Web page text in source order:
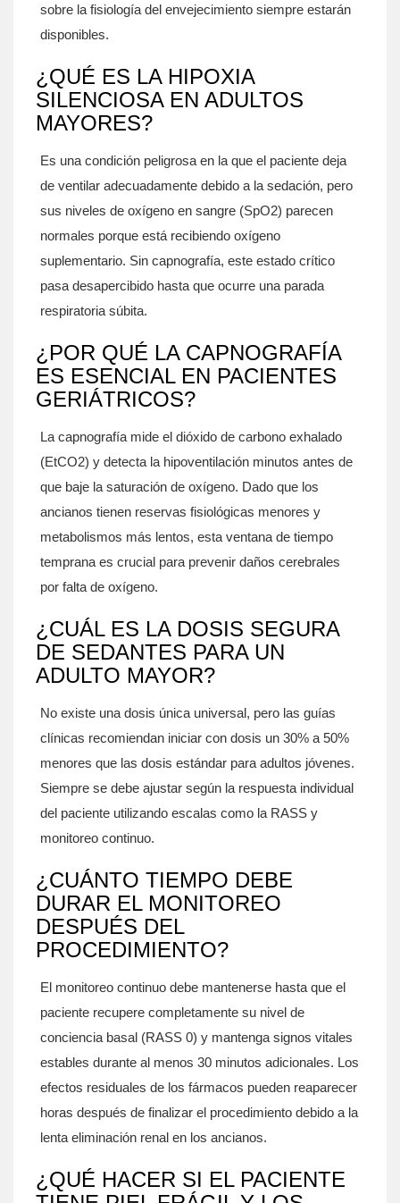
sobre la fisiología del envejecimiento siempre estarán
disponibles.
¿QUÉ ES LA HIPOXIA
SILENCIOSA EN ADULTOS
MAYORES?
Es una condición peligrosa en la que el paciente deja
de ventilar adecuadamente debido a la sedación, pero
sus niveles de oxígeno en sangre (SpO2) parecen
normales porque está recibiendo oxígeno
suplementario. Sin capnografía, este estado crítico
pasa desapercibido hasta que ocurre una parada
respiratoria súbita.
¿POR QUÉ LA CAPNOGRAFÍA
ES ESENCIAL EN PACIENTES
GERIÁTRICOS?
La capnografía mide el dióxido de carbono exhalado
(EtCO2) y detecta la hipoventilación minutos antes de
que baje la saturación de oxígeno. Dado que los
ancianos tienen reservas fisiológicas menores y
metabolismos más lentos, esta ventana de tiempo
temprana es crucial para prevenir daños cerebrales
por falta de oxígeno.
¿CUÁL ES LA DOSIS SEGURA
DE SEDANTES PARA UN
ADULTO MAYOR?
No existe una dosis única universal, pero las guías
clínicas recomiendan iniciar con dosis un 30% a 50%
menores que las dosis estándar para adultos jóvenes.
Siempre se debe ajustar según la respuesta individual
del paciente utilizando escalas como la RASS y
monitoreo continuo.
¿CUÁNTO TIEMPO DEBE
DURAR EL MONITOREO
DESPUÉS DEL
PROCEDIMIENTO?
El monitoreo continuo debe mantenerse hasta que el
paciente recupere completamente su nivel de
conciencia basal (RASS 0) y mantenga signos vitales
estables durante al menos 30 minutos adicionales. Los
efectos residuales de los fármacos pueden reaparecer
horas después de finalizar el procedimiento debido a la
lenta eliminación renal en los ancianos.
¿QUÉ HACER SI EL PACIENTE